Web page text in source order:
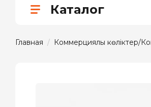
Каталог
Главная / Коммерциялық көліктер/